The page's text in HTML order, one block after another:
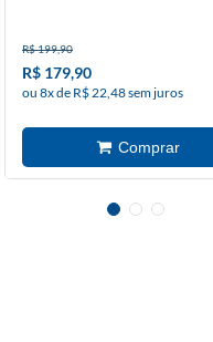
R$ 199,90
R$ 179,90
ou 8x de R$ 22,48 sem juros